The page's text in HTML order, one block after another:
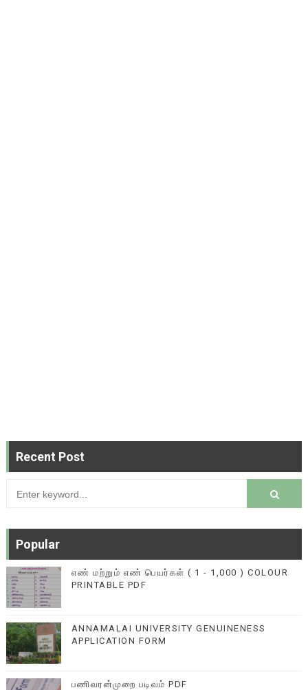
Recent Post
Popular
எண் மற்றும் எண் பெயர்கள் ( 1 - 1,000 ) COLOUR
PRINTABLE PDF
ANNAMALAI UNIVERSITY GENUINENESS
APPLICATION FORM
பணிவரன்முறை படிவம் PDF